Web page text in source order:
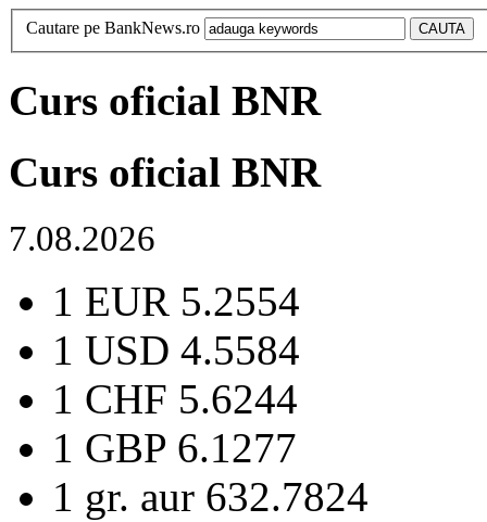
Cautare pe BankNews.ro
Curs oficial BNR
Curs oficial BNR
7.08.2026
1 EUR 5.2554
1 USD 4.5584
1 CHF 5.6244
1 GBP 6.1277
1 gr. aur 632.7824